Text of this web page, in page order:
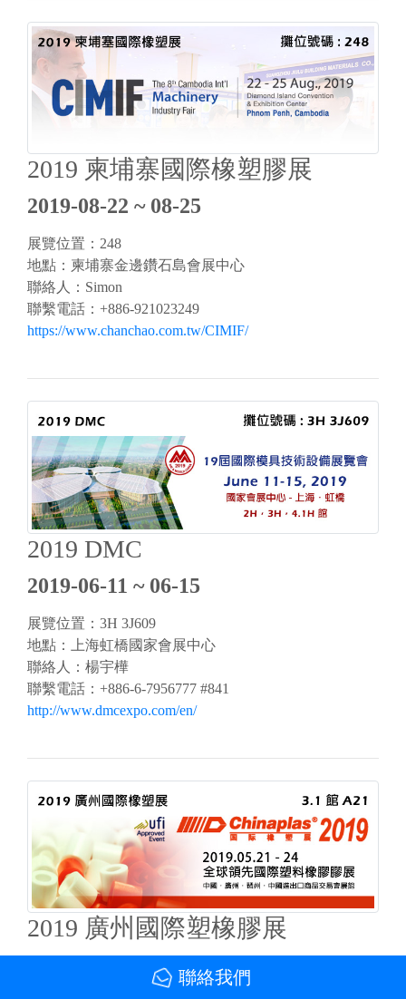
2019 柬埔寨國際橡塑膠展
2019-08-22 ~ 08-25
展覽位置：248
地點：柬埔寨金邊鑽石島會展中心
聯絡人：Simon
聯繫電話：+886-921023249
https://www.chanchao.com.tw/CIMIF/
2019 DMC
2019-06-11 ~ 06-15
展覽位置：3H 3J609
地點：上海虹橋國家會展中心
聯絡人：楊宇樺
聯繫電話：+886-6-7956777 #841
http://www.dmcexpo.com/en/
2019 廣州國際塑橡膠展
2019-05-21 ~ 05-24
聯絡我們